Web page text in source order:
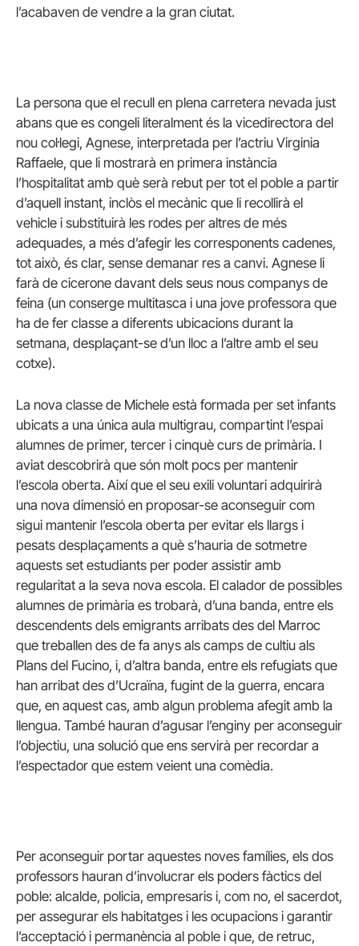
l’acabaven de vendre a la gran ciutat.
La persona que el recull en plena carretera nevada just
abans que es congeli literalment és la vicedirectora del
nou col·legi, Agnese, interpretada per l’actriu Virginia
Raffaele, que li mostrarà en primera instància
l’hospitalitat amb què serà rebut per tot el poble a partir
d’aquell instant, inclòs el mecànic que li recollirà el
vehicle i substituirà les rodes per altres de més
adequades, a més d’afegir les corresponents cadenes,
tot això, és clar, sense demanar res a canvi. Agnese li
farà de cicerone davant dels seus nous companys de
feina (un conserge multitasca i una jove professora que
ha de fer classe a diferents ubicacions durant la
setmana, desplaçant-se d’un lloc a l’altre amb el seu
cotxe).
La nova classe de Michele està formada per set infants
ubicats a una única aula multigrau, compartint l’espai
alumnes de primer, tercer i cinquè curs de primària. I
aviat descobrirà que són molt pocs per mantenir
l’escola oberta. Així que el seu exili voluntari adquirirà
una nova dimensió en proposar-se aconseguir com
sigui mantenir l’escola oberta per evitar els llargs i
pesats desplaçaments a què s’hauria de sotmetre
aquests set estudiants per poder assistir amb
regularitat a la seva nova escola. El calador de possibles
alumnes de primària es trobarà, d’una banda, entre els
descendents dels emigrants arribats des del Marroc
que treballen des de fa anys als camps de cultiu als
Plans del Fucino, i, d’altra banda, entre els refugiats que
han arribat des d’Ucraïna, fugint de la guerra, encara
que, en aquest cas, amb algun problema afegit amb la
llengua. També hauran d’agusar l’enginy per aconseguir
l’objectiu, una solució que ens servirà per recordar a
l’espectador que estem veient una comèdia.
Per aconseguir portar aquestes noves famílies, els dos
professors hauran d’involucrar els poders fàctics del
poble: alcalde, policia, empresaris i, com no, el sacerdot,
per assegurar els habitatges i les ocupacions i garantir
l’acceptació i permanència al poble i que, de retruc,